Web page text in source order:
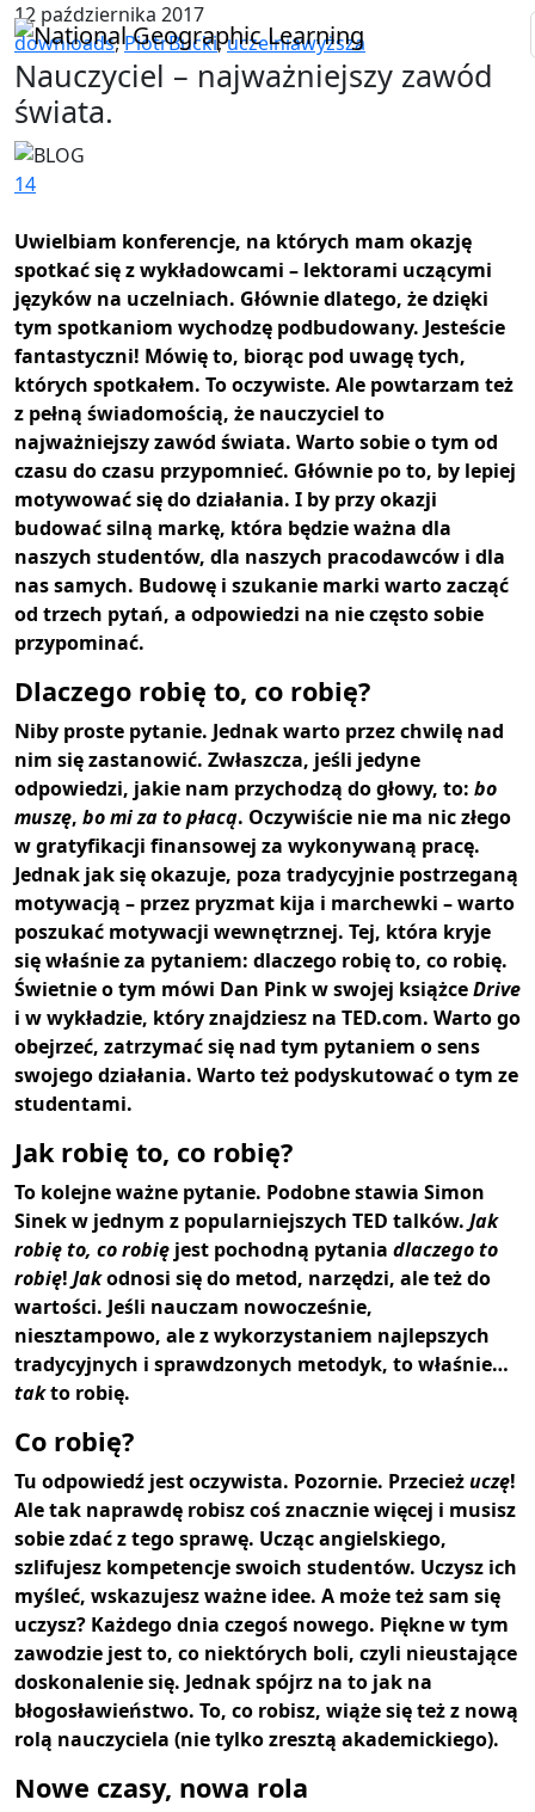
12 października 2017
downloads,PiotrBucki,uczelniawyższa
Nauczyciel – najważniejszy zawód
świata.
14
Uwielbiam konferencje, na których mam okazję
spotkać się z wykładowcami – lektorami uczącymi
języków na uczelniach. Głównie dlatego, że dzięki
tym spotkaniom wychodzę podbudowany. Jesteście
fantastyczni! Mówię to, biorąc pod uwagę tych,
których spotkałem. To oczywiste. Ale powtarzam też
z pełną świadomością, że nauczyciel to
najważniejszy zawód świata. Warto sobie o tym od
czasu do czasu przypomnieć. Głównie po to, by lepiej
motywować się do działania. I by przy okazji
budować silną markę, która będzie ważna dla
naszych studentów, dla naszych pracodawców i dla
nas samych. Budowę i szukanie marki warto zacząć
od trzech pytań, a odpowiedzi na nie często sobie
przypominać.
Dlaczego robię to, co robię?
Niby proste pytanie. Jednak warto przez chwilę nad
nim się zastanowić. Zwłaszcza, jeśli jedyne
odpowiedzi, jakie nam przychodzą do głowy, to: bo
muszę, bo mi za to płacą. Oczywiście nie ma nic złego
w gratyfikacji finansowej za wykonywaną pracę.
Jednak jak się okazuje, poza tradycyjnie postrzeganą
motywacją – przez pryzmat kija i marchewki – warto
poszukać motywacji wewnętrznej. Tej, która kryje
się właśnie za pytaniem: dlaczego robię to, co robię.
Świetnie o tym mówi Dan Pink w swojej książceDrive
i w wykładzie, który znajdziesz na TED.com. Warto go
obejrzeć, zatrzymać się nad tym pytaniem o sens
swojego działania. Warto też podyskutować o tym ze
studentami.
Jak robię to, co robię?
To kolejne ważne pytanie. Podobne stawia Simon
Sinek w jednym z popularniejszych TED talków. Jak
robię to, co robię jest pochodną pytania dlaczego to
robię! Jakodnosi się do metod, narzędzi, ale też do
wartości. Jeśli nauczam nowocześnie,
niesztampowo, ale z wykorzystaniem najlepszych
tradycyjnych i sprawdzonych metodyk, to właśnie…
takto robię.
Co robię?
Tu odpowiedź jest oczywista. Pozornie. Przecieżuczę!
Ale tak naprawdę robisz coś znacznie więcej i musisz
sobie zdać z tego sprawę. Ucząc angielskiego,
szlifujesz kompetencje swoich studentów. Uczysz ich
myśleć, wskazujesz ważne idee. A może też sam się
uczysz? Każdego dnia czegoś nowego. Piękne w tym
zawodzie jest to, co niektórych boli, czyli nieustające
doskonalenie się. Jednak spójrz na to jak na
błogosławieństwo. To, co robisz, wiąże się też z nową
rolą nauczyciela (nie tylko zresztą akademickiego).
Nowe czasy, nowa rola